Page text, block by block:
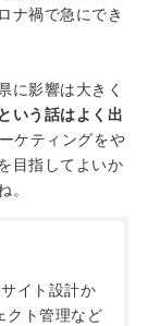
ナ禍で急にでき
に影響は大きく
いう話はよく出
ケティングをや
目指してよいか
イト設計か
クト管理など